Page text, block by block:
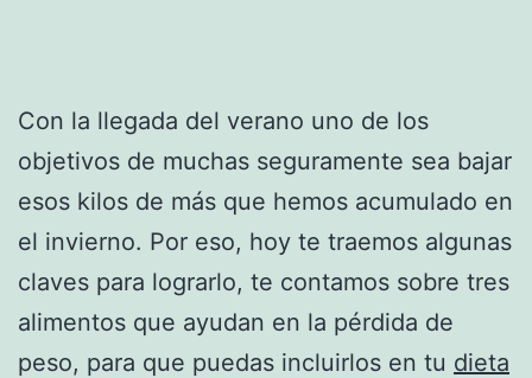
Con la llegada del verano uno de los
objetivos de muchas seguramente sea bajar
esos kilos de más que hemos acumulado en
el invierno. Por eso, hoy te traemos algunas
claves para lograrlo, te contamos sobre tres
alimentos que ayudan en la pérdida de
peso, para que puedas incluirlos en tu dieta